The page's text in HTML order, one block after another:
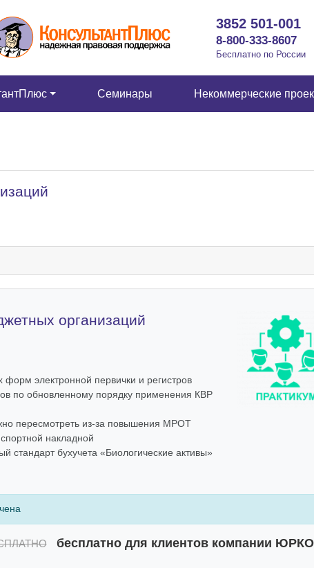
3852 501-001
8-800-333-8607
Бесплатно по России
Семинары Некоммерческие
организаций
электронной первички и регистров
по обновленному порядку применения КВР
пересмотреть из-за повышения МРОТ
накладной
стандарт бухучета «Биологические активы»
бесплатно для клиентов компании